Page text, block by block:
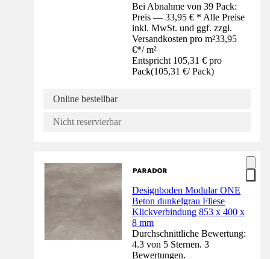
Bei Abnahme von 39 Pack:
Preis — 33,95 € * Alle Preise
inkl. MwSt. und ggf. zzgl.
Versandkosten pro m²33,95
€*/ m²
Entspricht 105,31 € pro
Pack(105,31 €/ Pack)
Online bestellbar
Nicht reservierbar
Designboden Modular ONE
Beton dunkelgrau Fliese
Klickverbindung 853 x 400 x
8 mm
Durchschnittliche Bewertung:
4.3 von 5 Sternen. 3
Bewertungen.